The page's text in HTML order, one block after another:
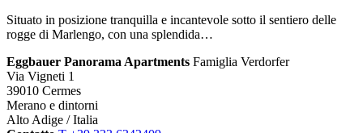
Situato in posizione tranquilla e incantevole sotto il sentiero delle
rogge di Marlengo, con una splendida…
Eggbauer Panorama Apartments Famiglia Verdorfer
Via Vigneti 1
39010 Cermes
Merano e dintorni
Alto Adige / Italia